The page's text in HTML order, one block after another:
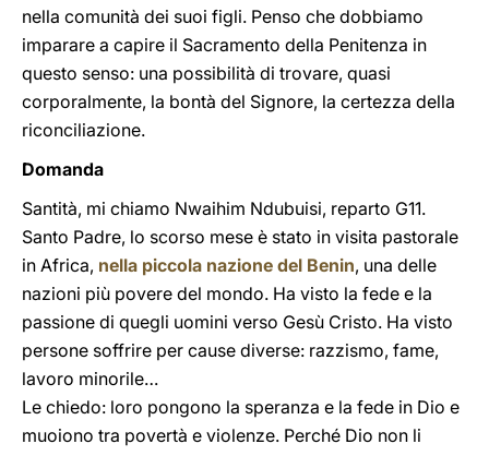
nella comunità dei suoi figli. Penso che dobbiamo
imparare a capire il Sacramento della Penitenza in
questo senso: una possibilità di trovare, quasi
corporalmente, la bontà del Signore, la certezza della
riconciliazione.
Domanda
Santità, mi chiamo Nwaihim Ndubuisi, reparto G11.
Santo Padre, lo scorso mese è stato in visita pastorale
in Africa, nella piccola nazione del Benin, una delle
nazioni più povere del mondo. Ha visto la fede e la
passione di quegli uomini verso Gesù Cristo. Ha visto
persone soffrire per cause diverse: razzismo, fame,
lavoro minorile…
Le chiedo: loro pongono la speranza e la fede in Dio e
muoiono tra povertà e violenze. Perché Dio non li